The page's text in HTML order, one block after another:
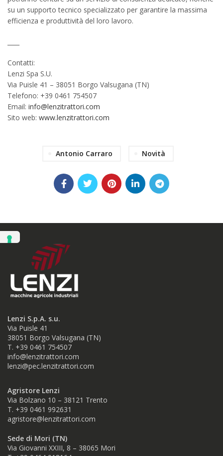
su un supporto tecnico specializzato per garantire la massima
efficienza e produttività del loro lavoro.
Contatti:
Lenzi Spa S.U.
Via Puisle 41 – 38051 Borgo Valsugana (TN)
Telefono: +39 0461 754507
Email: info@lenzitrattori.com
Sito web: www.lenzitrattori.com
Antonio Carraro Novità
Lenzi S.p.A. s.u.
Via Puisle 41
38051 Borgo Valsugana (TN)
T. +39 0461 754507
info@lenzitrattori.com
lenzi@pec.lenzitrattori.com
Agristore Lenzi
Via Bolzano 10 – 38121 Trento
T. +39 0461 992631
agristore@lenzitrattori.com
Sede di Mori (TN)
Via Giovanni XXIII, 8 – 38065 Mori